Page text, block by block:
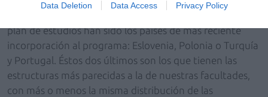
Data Deletion Data Access Privacy Policy
plan de estudios han sido los países de más reciente
incorporación al programa: Eslovenia, Polonia o Turquía
y Portugal. Éstos dos últimos son los que tienen las
estructuras más parecidas a la de nuestras facultades,
con más o menos la misma distribución de las